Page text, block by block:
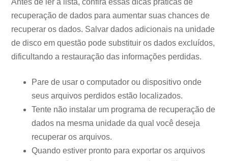
Antes de ler a lista, confira essas dicas práticas de
recuperação de dados para aumentar suas chances de
recuperar os dados. Salvar dados adicionais na unidade
de disco em questão pode substituir os dados excluídos,
dificultando a restauração das informações perdidas.
Pare de usar o computador ou dispositivo onde
seus arquivos perdidos estão localizados.
Tente não instalar um programa de recuperação de
dados na mesma unidade da qual você deseja
recuperar os arquivos.
Quando estiver pronto para exportar os arquivos